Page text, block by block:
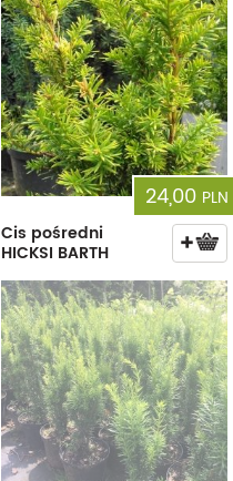
24,00 PLN
Cis pośredni
HICKSI BARTH